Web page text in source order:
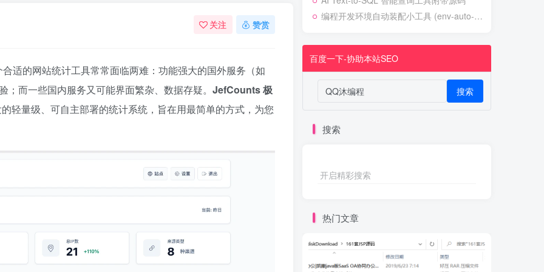
关注 赞赏
适的网站统计工具常常面临两难：功能强大的国外服务（如
而一些国内服务又可能界面繁杂、数据存疑。 JefCounts 极
轻量级、可自主部署的统计系统，旨在用最简单的方式，为您
编程开发环境自动装配小工具 (env-auto-setup)
百度一下-协助本站SEO
搜索
搜索
开启精彩搜索
热门文章